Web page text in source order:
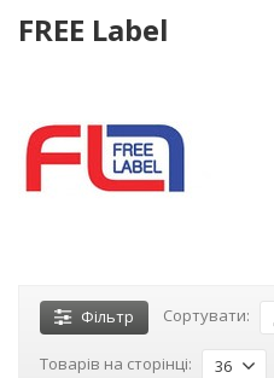
FREE Label
Фільтр Сортувати:
Товарів на сторінці: 36